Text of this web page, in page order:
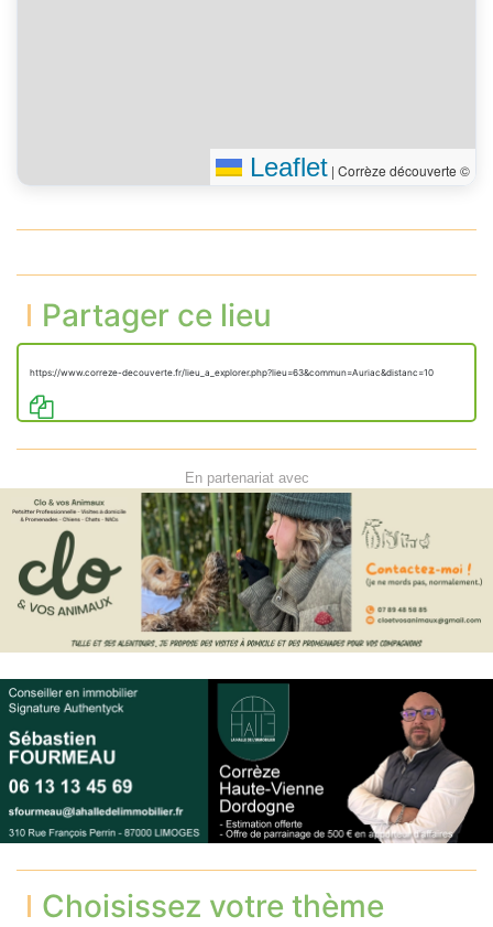
Leaflet | Corrèze découverte ©
Partager ce lieu
https://www.correze-decouverte.fr/lieu_a_explorer.php?lieu=63&commun=Auriac&distanc=10
En partenariat avec
Choisissez votre thème